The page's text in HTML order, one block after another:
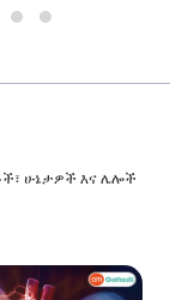
ሁኔታዎች እና ሌሎች